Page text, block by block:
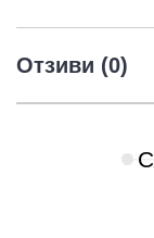
Отзиви (0)